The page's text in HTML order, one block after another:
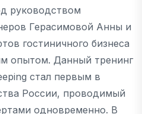
руководством
Герасимовой Анны и
гостиничного бизнеса
опытом. Данный тренинг
стал первым в
России, проводимый
одновременно. В